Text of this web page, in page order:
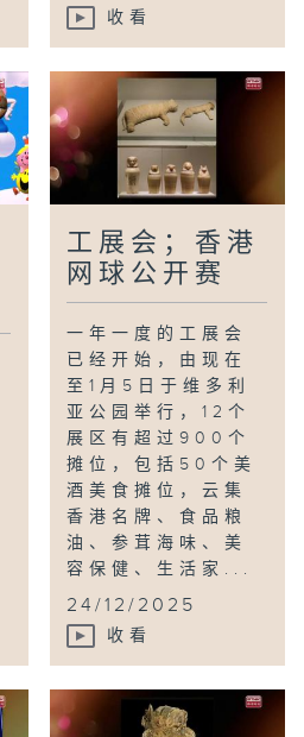
收看
工展会；香港
网球公开赛
一年一度的工展会
已经开始，由现在
至1月5日于维多利
亚公园举行，12个
展区有超过900个
摊位，包括50个美
酒美食摊位，云集
香港名牌、食品粮
油、参茸海味、美
容保健、生活家...
24/12/2025
收看